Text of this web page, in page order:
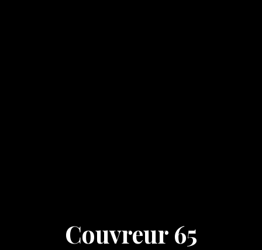
Couvreur 65